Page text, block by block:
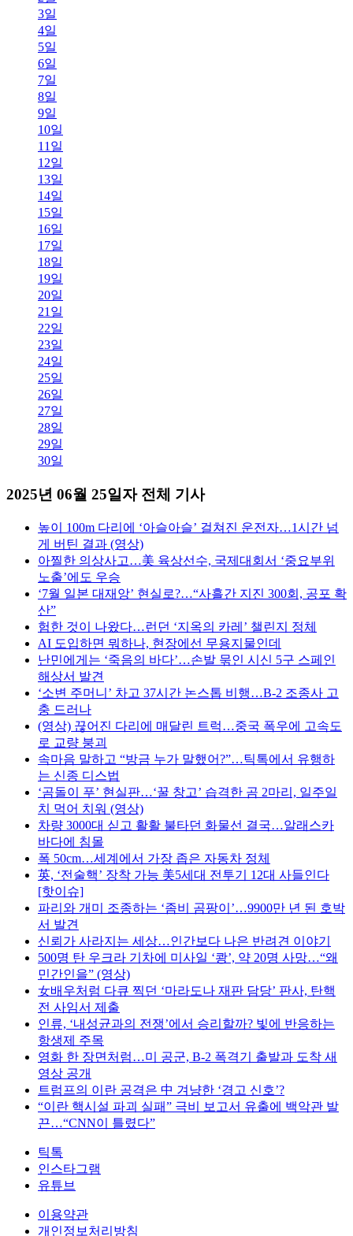
3일
4일
5일
6일
7일
8일
9일
10일
11일
12일
13일
14일
15일
16일
17일
18일
19일
20일
21일
22일
23일
24일
25일
26일
27일
28일
29일
30일
2025년 06월 25일자 전체 기사
높이 100m 다리에 ‘아슬아슬’ 걸쳐진 운전자…1시간 넘
게 버틴 결과 (영상)
아찔한 의상사고…美 육상선수, 국제대회서 ‘중요부위
노출’에도 우승
‘7월 일본 대재앙’ 현실로?…“사흘간 지진 300회, 공포 확
산”
험한 것이 나왔다…런던 ‘지옥의 카레’ 챌린지 정체
AI 도입하면 뭐하나, 현장에선 무용지물인데
난민에게는 ‘죽음의 바다’…손발 묶인 시신 5구 스페인
해상서 발견
‘소변 주머니’ 차고 37시간 논스톱 비행…B-2 조종사 고
충 드러나
(영상) 끊어진 다리에 매달린 트럭…중국 폭우에 고속도
로 교량 붕괴
속마음 말하고 “방금 누가 말했어?”…틱톡에서 유행하
는 신종 디스법
‘곰돌이 푸’ 현실판…‘꿀 창고’ 습격한 곰 2마리, 일주일
치 먹어 치워 (영상)
차량 3000대 싣고 활활 불타던 화물선 결국…알래스카
바다에 침몰
폭 50cm…세계에서 가장 좁은 자동차 정체
英, ‘전술핵’ 장착 가능 美5세대 전투기 12대 사들인다
[핫이슈]
파리와 개미 조종하는 ‘좀비 곰팡이’…9900만 년 된 호박
서 발견
신뢰가 사라지는 세상…인간보다 나은 반려견 이야기
500명 탄 우크라 기차에 미사일 ‘쾅’, 약 20명 사망…“왜
민간인을” (영상)
女배우처럼 다큐 찍던 ‘마라도나 재판 담당’ 판사, 탄핵
전 사임서 제출
인류, ‘내성균과의 전쟁’에서 승리할까? 빛에 반응하는
항생제 주목
영화 한 장면처럼…미 공군, B-2 폭격기 출발과 도착 새
영상 공개
트럼프의 이란 공격은 中 겨냥한 ‘경고 신호’?
“이란 핵시설 파괴 실패” 극비 보고서 유출에 백악관 발
끈…“CNN이 틀렸다”
틱톡
인스타그램
유튜브
이용약관
개인정보처리방침